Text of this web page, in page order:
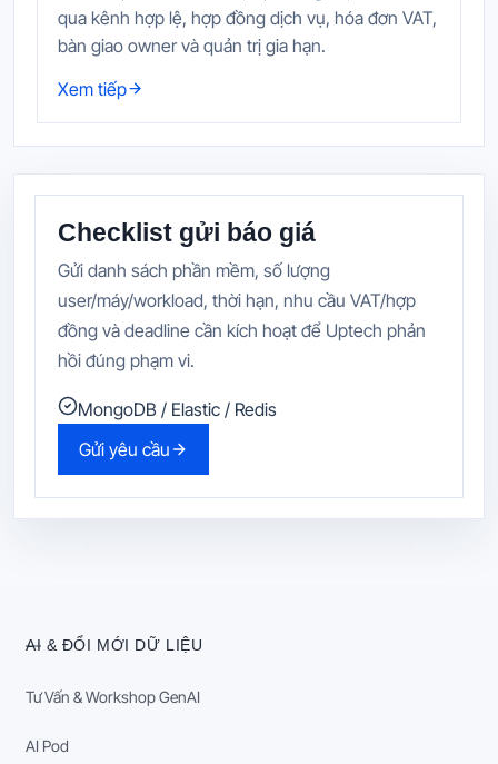
qua kênh hợp lệ, hợp đồng dịch vụ, hóa đơn VAT,
bàn giao owner và quản trị gia hạn.
Xem tiếp
Checklist gửi báo giá
Gửi danh sách phần mềm, số lượng
user/máy/workload, thời hạn, nhu cầu VAT/hợp
đồng và deadline cần kích hoạt để Uptech phản
hồi đúng phạm vi.
MongoDB / Elastic / Redis
Gửi yêu cầu
AI & ĐỔI MỚI DỮ LIỆU
Tư Vấn & Workshop GenAI
AI Pod